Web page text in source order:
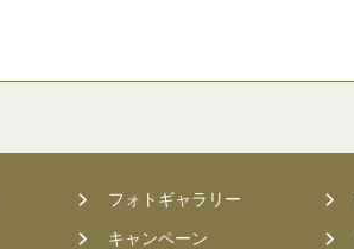
フォトギャラリー
キャンペーン